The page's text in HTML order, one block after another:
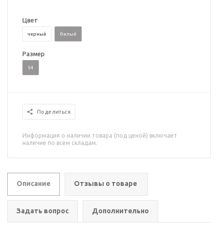
Цвет
черный белый
Размер
54
Поделиться
Информация о наличии товара (под ценой) включает
наличие по всем складам.
Описание Отзывы о товаре
Задать вопрос Дополнительно